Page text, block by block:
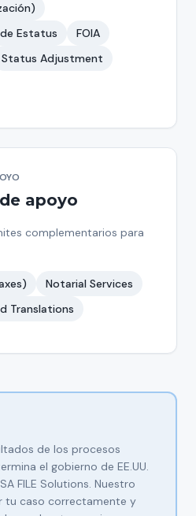
Estatus
FOIA
Status Adjustment
apoyo
complementarios para
Notarial Services
Translations
de los procesos
el gobierno de EE.UU.
FILE Solutions. Nuestro
tu caso correctamente y